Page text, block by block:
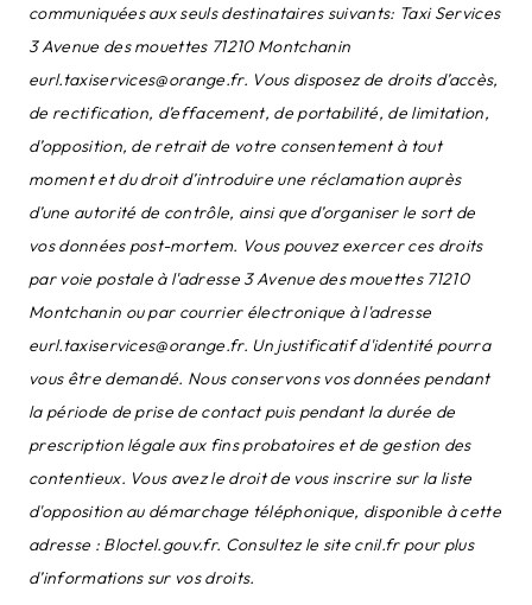
communiquées aux seuls destinataires suivants: Taxi Services
3 Avenue des mouettes 71210 Montchanin
eurl.taxiservices@orange.fr. Vous disposez de droits d’accès,
de rectification, d’effacement, de portabilité, de limitation,
d’opposition, de retrait de votre consentement à tout
moment et du droit d’introduire une réclamation auprès
d’une autorité de contrôle, ainsi que d’organiser le sort de
vos données post-mortem. Vous pouvez exercer ces droits
par voie postale à l'adresse 3 Avenue des mouettes 71210
Montchanin ou par courrier électronique à l'adresse
eurl.taxiservices@orange.fr. Un justificatif d'identité pourra
vous être demandé. Nous conservons vos données pendant
la période de prise de contact puis pendant la durée de
prescription légale aux fins probatoires et de gestion des
contentieux. Vous avez le droit de vous inscrire sur la liste
d'opposition au démarchage téléphonique, disponible à cette
adresse : Bloctel.gouv.fr. Consultez le site cnil.fr pour plus
d’informations sur vos droits.